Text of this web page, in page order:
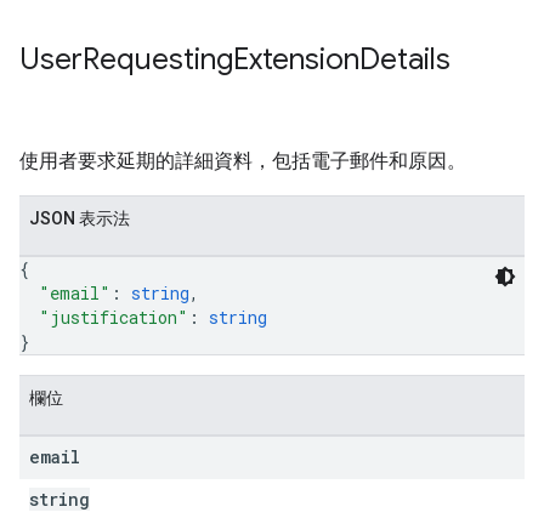
UserRequestingExtensionDetails
使用者要求延期的詳細資料，包括電子郵件和原因。
JSON 表示法
{
"email" : string,
"justification" : string
}
欄位
email
string